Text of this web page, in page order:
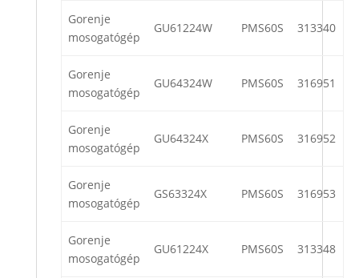
Gorenje
mosogatógép
GU61224W PMS60S 313340
Gorenje
mosogatógép
GU64324W PMS60S 316951
Gorenje
mosogatógép
GU64324X PMS60S 316952
Gorenje
mosogatógép
GS63324X PMS60S 316953
Gorenje
mosogatógép
GU61224X PMS60S 313348